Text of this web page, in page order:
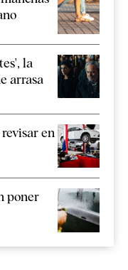
la
arrasa
en
poner